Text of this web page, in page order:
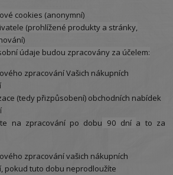
cookies (anonymní)
(prohlížené produkty a stránky,
údaje budou zpracovány za účelem:
zpracování Vašich nákupních
(tedy přizpůsobení) obchodních nabídek
na zpracování po dobu 90 dní a to za
zpracování vašich nákupních
pokud tuto dobu neprodloužíte